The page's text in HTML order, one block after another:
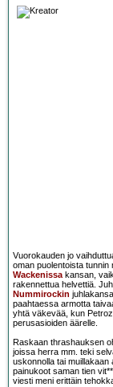
Vuorokauden jo
oman puolentoista
Wackenissakansan,
rakennettua helvettiä.
Nummirockin
paahtaessa armotta
yhtä väkevää, kun
perusasioiden äärelle.
Raskaan thrashauksen
joissa herra mm. teki
uskonnolla tai muillakaan
painukoot saman tien
viesti meni erittäin